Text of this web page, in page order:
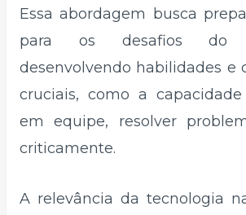
Essa abordagem busca
para os desafios do
desenvolvendo habilidades e
cruciais, como a
em equipe, resolver
criticamente.
A relevância da tecnologia